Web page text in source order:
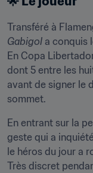
Gabigol a conquis
En Copa
dont 5 entre les
avant de signer le
sommet.
En entrant sur la
geste qui a
le héros du jour a
Très discret